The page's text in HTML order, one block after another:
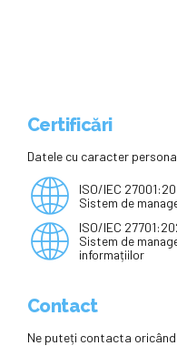
Certificări
Datele cu caracter
ISO/IEC
Sistem de
ISO/IEC
Sistem de
informațiilor
Contact
Ne puteți contacta